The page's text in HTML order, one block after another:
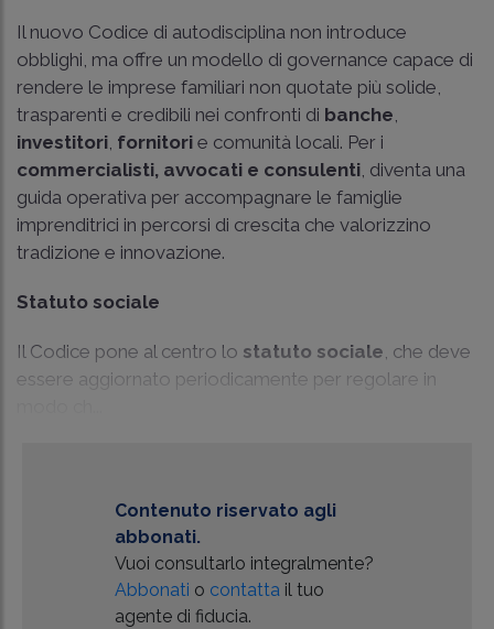
Il nuovo Codice di autodisciplina non introduce
obblighi, ma offre un modello di governance capace di
rendere le imprese familiari non quotate più solide,
trasparenti e credibili nei confronti di banche,
investitori, fornitori e comunità locali. Per i
commercialisti, avvocati e consulenti, diventa una
guida operativa per accompagnare le famiglie
imprenditrici in percorsi di crescita che valorizzino
tradizione e innovazione.
Statuto sociale
Il Codice pone al centro lo statuto sociale, che deve
essere aggiornato periodicamente per regolare in
Contenuto riservato agli
abbonati.
Vuoi consultarlo integralmente?
Abbonati o contattail tuo
agente di fiducia.